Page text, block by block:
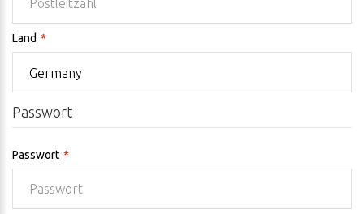
Land
Passwort
Passwort